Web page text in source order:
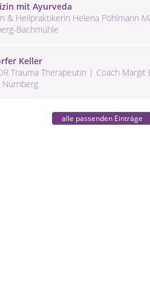
mit Ayurveda
& Heilpraktikerin Helena Pöhlmann
Bachmühle
Keller
Trauma Therapeutin | Coach Margit
Nürnberg
alle passenden Einträge